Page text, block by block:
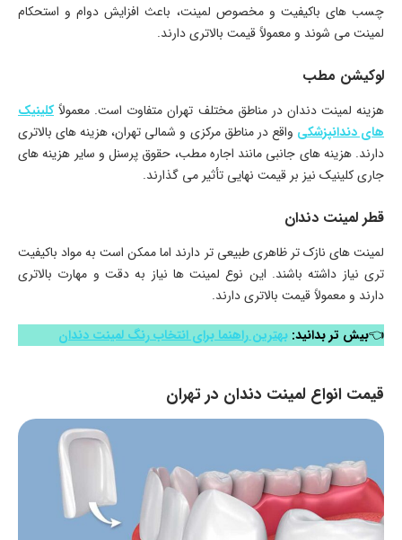
چسب های باکیفیت و مخصوص لمینت، باعث افزایش دوام و استحکام
لمینت می شوند و معمولاً قیمت بالاتری دارند.
لوکیشن مطب
هزینه لمینت دندان در مناطق مختلف تهران متفاوت است. معمولاًکلینیک
های دندانپزشکی واقع در مناطق مرکزی و شمالی تهران، هزینه های بالاتری
دارند. هزینه های جانبی مانند اجاره مطب، حقوق پرسنل و سایر هزینه های
جاری کلینیک نیز بر قیمت نهایی تأثیر می گذارند.
قطر لمینت دندان
لمینت های نازک تر ظاهری طبیعی تر دارند اما ممکن است به مواد باکیفیت
تری نیاز داشته باشند. این نوع لمینت ها نیاز به دقت و مهارت بالاتری
دارند و معمولاً قیمت بالاتری دارند.
👈بیش تر بدانید: بهترین راهنما برای انتخاب رنگ لمینت دندان
قیمت انواع لمینت دندان در تهران